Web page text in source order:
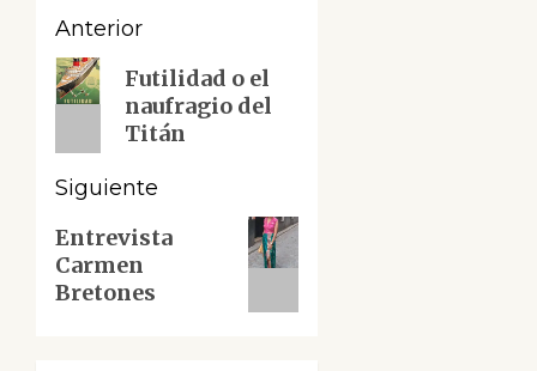
Navegación
de
entradas
Anterior
Entrada
anterior:
Futilidad o el
naufragio del
Titán
Siguiente
Siguiente
entrada:
Entrevista
Carmen
Bretones